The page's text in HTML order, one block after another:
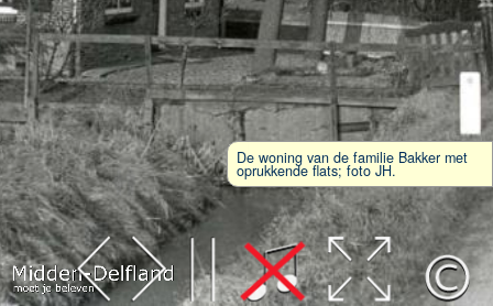
Leaflet| Map data ©OpenStreetMap
contributors,CC-BY-SA, Imagery ©Mapbox
De woning van de familie Bakker met
oprukkende flats; foto JH.